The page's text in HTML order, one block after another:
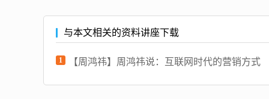
与本文相关的资料讲座下载
1 【周鸿祎】周鸿祎说：互联网时代的营销方式